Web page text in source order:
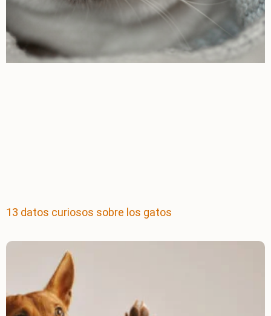
13 datos curiosos sobre los gatos